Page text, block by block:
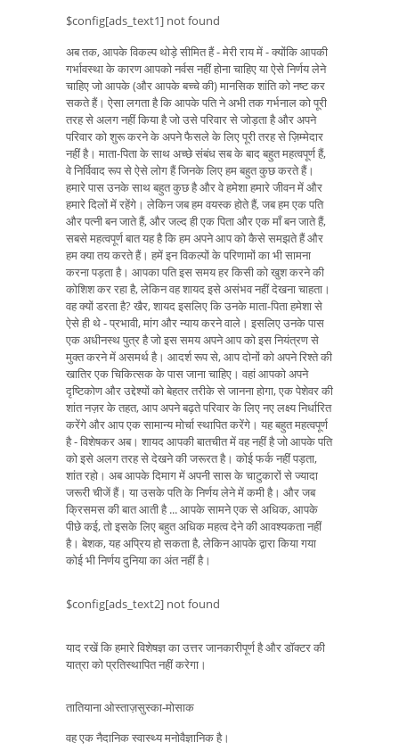
$config[ads_text1] not found
अब तक, आपके विकल्प थोड़े सीमित हैं - मेरी राय में - क्योंकि आपकी
गर्भावस्था के कारण आपको नर्वस नहीं होना चाहिए या ऐसे निर्णय लेने
चाहिए जो आपके (और आपके बच्चे की) मानसिक शांति को नष्ट कर
सकते हैं। ऐसा लगता है कि आपके पति ने अभी तक गर्भनाल को पूरी
तरह से अलग नहीं किया है जो उसे परिवार से जोड़ता है और अपने
परिवार को शुरू करने के अपने फैसले के लिए पूरी तरह से ज़िम्मेदार
नहीं है। माता-पिता के साथ अच्छे संबंध सब के बाद बहुत महत्वपूर्ण हैं,
वे निर्विवाद रूप से ऐसे लोग हैं जिनके लिए हम बहुत कुछ करते हैं।
हमारे पास उनके साथ बहुत कुछ है और वे हमेशा हमारे जीवन में और
हमारे दिलों में रहेंगे। लेकिन जब हम वयस्क होते हैं, जब हम एक पति
और पत्नी बन जाते हैं, और जल्द ही एक पिता और एक माँ बन जाते हैं,
सबसे महत्वपूर्ण बात यह है कि हम अपने आप को कैसे समझते हैं और
हम क्या तय करते हैं। हमें इन विकल्पों के परिणामों का भी सामना
करना पड़ता है। आपका पति इस समय हर किसी को खुश करने की
कोशिश कर रहा है, लेकिन वह शायद इसे असंभव नहीं देखना चाहता।
वह क्यों डरता है? खैर, शायद इसलिए कि उनके माता-पिता हमेशा से
ऐसे ही थे - प्रभावी, मांग और न्याय करने वाले। इसलिए उनके पास
एक अधीनस्थ पुत्र है जो इस समय अपने आप को इस नियंत्रण से
मुक्त करने में असमर्थ है। आदर्श रूप से, आप दोनों को अपने रिश्ते की
खातिर एक चिकित्सक के पास जाना चाहिए। वहां आपको अपने
दृष्टिकोण और उद्देश्यों को बेहतर तरीके से जानना होगा, एक पेशेवर की
शांत नज़र के तहत, आप अपने बढ़ते परिवार के लिए नए लक्ष्य निर्धारित
करेंगे और आप एक सामान्य मोर्चा स्थापित करेंगे। यह बहुत महत्वपूर्ण
है - विशेषकर अब। शायद आपकी बातचीत में वह नहीं है जो आपके पति
को इसे अलग तरह से देखने की जरूरत है। कोई फर्क नहीं पड़ता,
शांत रहो। अब आपके दिमाग में अपनी सास के चाटुकारों से ज्यादा
जरूरी चीजें हैं। या उसके पति के निर्णय लेने में कमी है। और जब
क्रिसमस की बात आती है ... आपके सामने एक से अधिक, आपके
पीछे कई, तो इसके लिए बहुत अधिक महत्व देने की आवश्यकता नहीं
है। बेशक, यह अप्रिय हो सकता है, लेकिन आपके द्वारा किया गया
कोई भी निर्णय दुनिया का अंत नहीं है।
$config[ads_text2] not found
याद रखें कि हमारे विशेषज्ञ का उत्तर जानकारीपूर्ण है और डॉक्टर की
यात्रा को प्रतिस्थापित नहीं करेगा।
तातियाना ओस्ताज़सुस्का-मोसाक
वह एक नैदानिक ​​स्वास्थ्य मनोवैज्ञानिक है।